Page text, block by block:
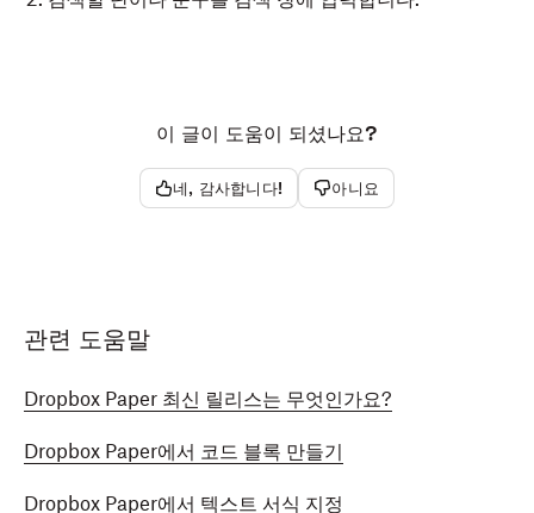
우측 상단에서
(추가 옵션)을 누릅니다.
문서에서 찾기를 누릅니다.
우측 상단에서
(추가 옵션)을 누릅니다.
문서에서 검색을 누릅니다.
이 글이 도움이 되셨나요?
네, 감사합니다! 아니요
관련 도움말
Dropbox Paper 최신 릴리스는 무엇인가요?
Dropbox Paper에서 코드 블록 만들기
Dropbox Paper에서 텍스트 서식 지정